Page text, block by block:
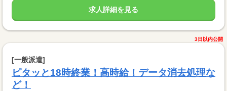
求人詳細を見る
3日以内公開
[一般派遣]
ピタッと18時終業！高時給！データ消去処理な
ど！